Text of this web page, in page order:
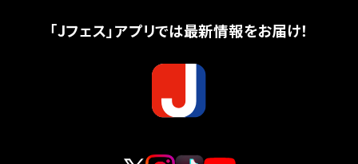
「Jフェス」アプリでは最新情報をお届け！